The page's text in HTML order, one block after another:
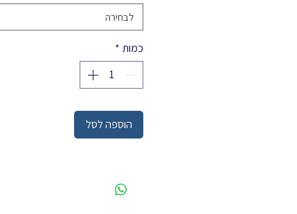
לבחירה
כמות *
הוספה לסל